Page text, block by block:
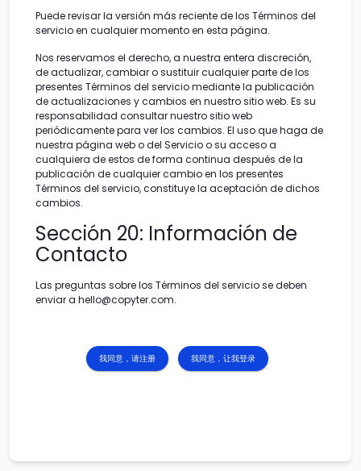
Puede revisar la versión más reciente de los Términos del
servicio en cualquier momento en esta página.
Nos reservamos el derecho, a nuestra entera discreción,
de actualizar, cambiar o sustituir cualquier parte de los
presentes Términos del servicio mediante la publicación
de actualizaciones y cambios en nuestro sitio web. Es su
responsabilidad consultar nuestro sitio web
periódicamente para ver los cambios. El uso que haga de
nuestra página web o del Servicio o su acceso a
cualquiera de estos de forma continua después de la
publicación de cualquier cambio en los presentes
Términos del servicio, constituye la aceptación de dichos
cambios.
Sección 20: Información de
Contacto
Las preguntas sobre los Términos del servicio se deben
enviar a hello@copyter.com.
我同意，请注册 我同意，让我登录